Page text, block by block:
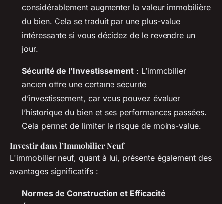
considérablement augmenter la valeur immobilière
du bien. Cela se traduit par une plus-value
intéressante si vous décidez de le revendre un
jour.
Sécurité de l’Investissement : L’immobilier
ancien offre une certaine sécurité
d’investissement, car vous pouvez évaluer
l’historique du bien et ses performances passées.
Cela permet de limiter le risque de moins-value.
Investir dans l’Immobilier Neuf
L'immobilier neuf, quant à lui, présente également des
avantages significatifs :
Normes de Construction et Efficacité